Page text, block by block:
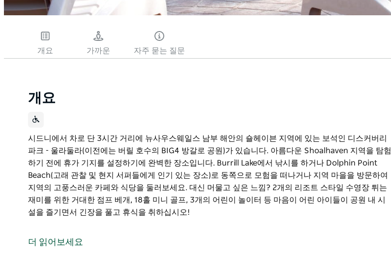
개요 가까운 자주 묻는 질문
개요
시드니에서 차로 단 3시간 거리에 뉴사우스웨일스 남부 해안의 숄헤이븐 지역에 있는 보석인 디스커버리
파크 - 울라둘라(이전에는 버릴 호수의 BIG4 방갈로 공원)가 있습니다. 아름다운 Shoalhaven 지역을 탐험
하기 전에 휴가 기지를 설정하기에 완벽한 장소입니다. Burrill Lake에서 낚시를 하거나 Dolphin Point
Beach(고래 관찰 및 현지 서퍼들에게 인기 있는 장소)로 동쪽으로 모험을 떠나거나 지역 마을을 방문하여
지역의 고풍스러운 카페와 식당을 둘러보세요. 대신 머물고 싶은 느낌? 2개의 리조트 스타일 수영장 튀는
재미를 위한 거대한 점프 베개, 18홀 미니 골프, 3개의 어린이 놀이터 등 마음이 어린 아이들이 공원 내 시
설을 즐기면서 긴장을 풀고 휴식을 취하십시오!
파크 - 울라둘라(이전에는 버릴 호수의 BIG4 방갈로 공원)가 있습니다. 아름다운 Shoalhaven 지역을 탐험
더 읽어보세요